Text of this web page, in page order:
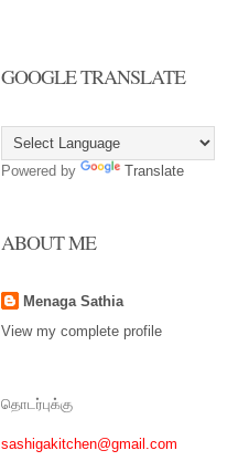
GOOGLE TRANSLATE
Powered by Translate
ABOUT ME
Menaga Sathia
View my complete profile
தொடர்புக்கு
sashigakitchen@gmail.com